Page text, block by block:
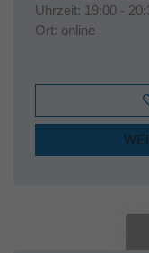
Uhrzeit: 19:00 -
Ort: online